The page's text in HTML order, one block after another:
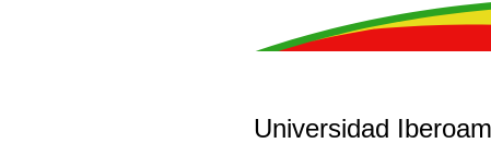
Universidad